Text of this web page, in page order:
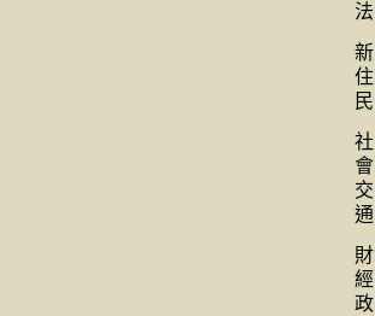
法
新
住
民
社
會
交
通
財
經
政